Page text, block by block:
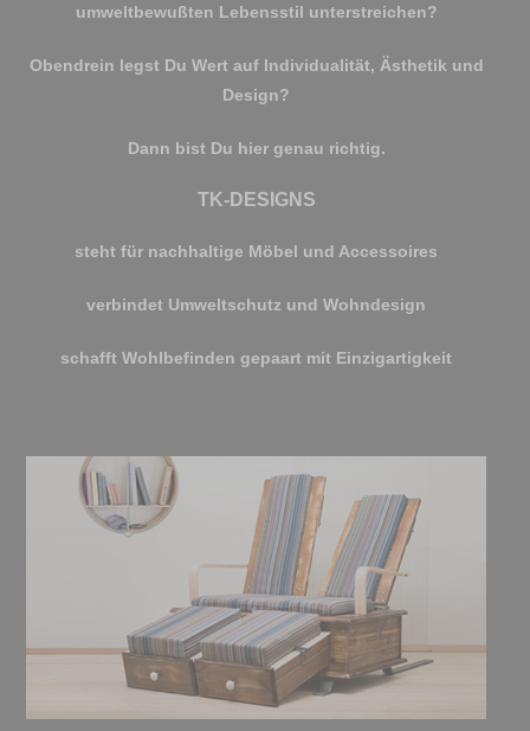
umweltbewußten Lebensstil unterstreichen?
Obendrein legst Du Wert auf Individualität, Ästhetik und
Design?
Dann bist Du hier genau richtig.
TK-DESIGNS
steht für nachhaltige Möbel und Accessoires
verbindet Umweltschutz und Wohndesign
schafft Wohlbefinden gepaart mit Einzigartigkeit